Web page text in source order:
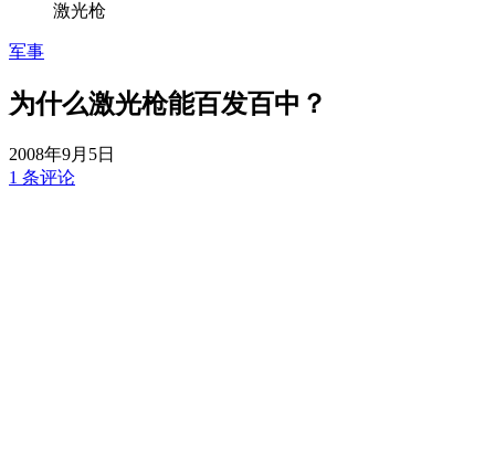
激光枪
军事
为什么激光枪能百发百中？
2008年9月5日
1 条评论